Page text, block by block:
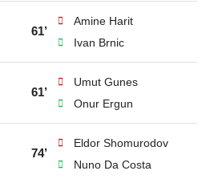
61’
Amine Harit
Ivan Brnic
61’
Umut Gunes
Onur Ergun
74’
Eldor Shomurodov
Nuno Da Costa